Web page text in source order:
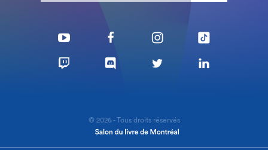
© 2026 - Tous droits réservés